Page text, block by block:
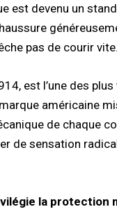
est devenu un
pas de courir vite.
est l’une des
américaine
de chaque
de sensation
la protection